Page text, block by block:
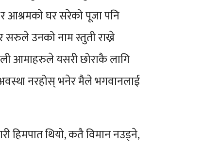
आश्रमको घर सरेको पूजा पनि
सरुले उनको नाम स्तुती राख्ने
आमाहरुले यसरी छोराकै लागि
नरहोस् भनेर मैले भगवानलाई
हिमपात थियो, कतै विमान नउड्ने,